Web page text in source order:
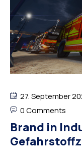
27. September
0 Comments
Brand in